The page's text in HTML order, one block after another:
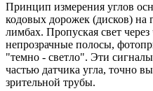
Принцип измерения углов
кодовых дорожек (дисков) на
лимбах. Пропуская свет
непрозрачные полосы,
"темно - светло". Эти
частью датчика угла, точно
зрительной трубы.